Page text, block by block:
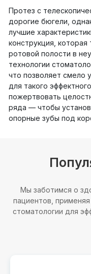
Протез с
дорогие бюгели,
лучшие
конструкция,
ротовой полости в
технологии
что позволяет смело
для такого
пожертвовать
ряда — чтобы
опорные зубы под
Мы заботимся о
пациентов,
стоматологии для